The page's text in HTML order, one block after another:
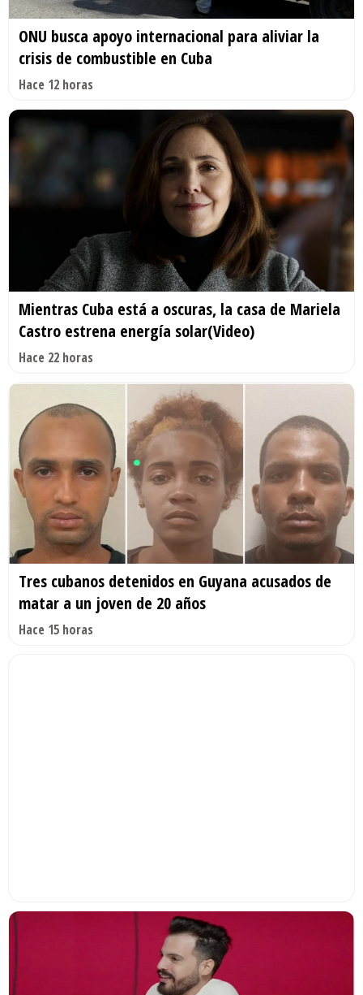
ONU busca apoyo internacional para aliviar la
crisis de combustible en Cuba
Hace 12 horas
Mientras Cuba está a oscuras, la casa de Mariela
Castro estrena energía solar(Video)
Hace 22 horas
Tres cubanos detenidos en Guyana acusados de
matar a un joven de 20 años
Hace 15 horas